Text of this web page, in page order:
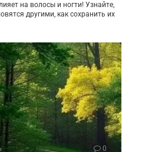
на волосы и ногти! Узнайте,
другими, как сохранить их
0